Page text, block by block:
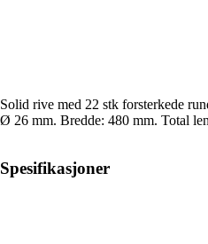
Solid rive med 22 stk forsterkede
Ø 26 mm. Bredde: 480 mm. Total
Spesifikasjoner